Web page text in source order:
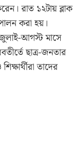
রাত ১২টায় ব্লাক
করা হয়।
জুলাই-আগস্ট মাসে
ছাত্র-জনতার
তাদের